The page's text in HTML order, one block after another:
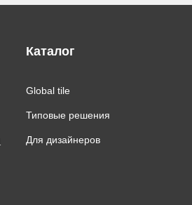
Каталог
Global tile
Типовые решения
Для дизайнеров